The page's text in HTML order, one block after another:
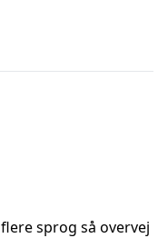
sprog så overvej